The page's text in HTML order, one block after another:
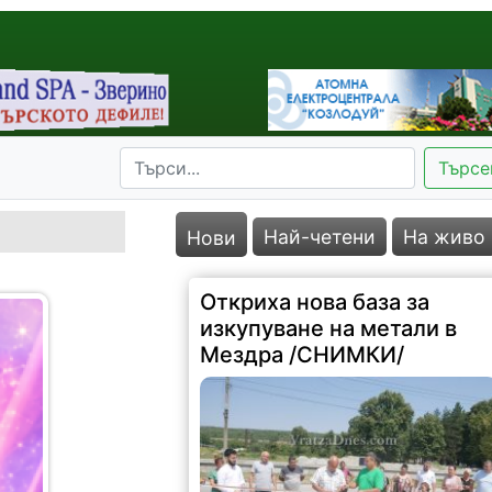
Нови Най-четени На живо
Откриха нова база за
изкупуване на метали в
Мездра /СНИМКИ/